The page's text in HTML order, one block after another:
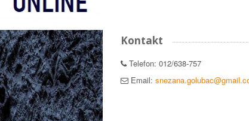
Kontakt
Telefon: 012/638-757
Email: